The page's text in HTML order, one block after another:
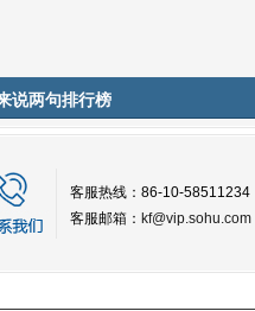
说两句排行榜
客服热线：86-10-58511234
客服邮箱： kf@vip.sohu.com